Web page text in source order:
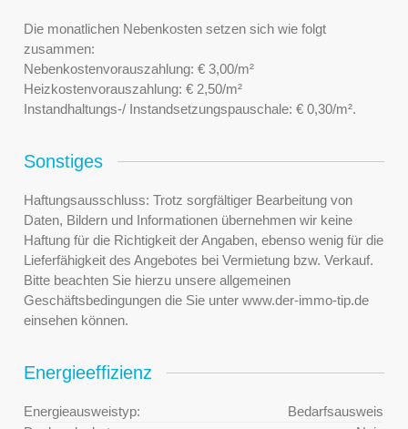
Die monatlichen Nebenkosten setzen sich wie folgt
zusammen:
Nebenkostenvorauszahlung: € 3,00/m²
Heizkostenvorauszahlung: € 2,50/m²
Instandhaltungs-/ Instandsetzungspauschale: € 0,30/m².
Sonstiges
Haftungsausschluss: Trotz sorgfältiger Bearbeitung von
Daten, Bildern und Informationen übernehmen wir keine
Haftung für die Richtigkeit der Angaben, ebenso wenig für die
Lieferfähigkeit des Angebotes bei Vermietung bzw. Verkauf.
Bitte beachten Sie hierzu unsere allgemeinen
Geschäftsbedingungen die Sie unter www.der-immo-tip.de
einsehen können.
Energieeffizienz
Energieausweistyp:
Bedarfsausweis